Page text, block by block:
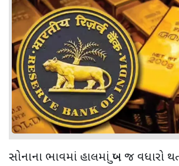
સોનાના ભાવમાં હાલમાં ખુબ જ વધારો